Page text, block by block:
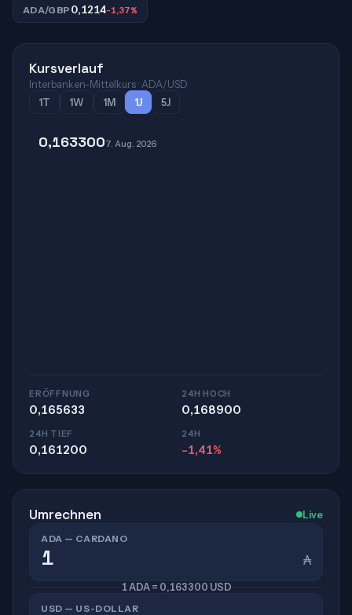
ADA/GBP 0,1214-1,37%
Kursverlauf
Interbanken-Mittelkurs · ADA/USD
1T
1W 1M 1J 5J
0,1633007. Aug. 2026
ERÖFFNUNG
0,165633
24H HOCH
0,168900
24H TIEF
0,161200
24H
-1,41%
Umrechnen Live
ADA — CARDANO
₳
1 ADA = 0,163300 USD
USD — US-DOLLAR